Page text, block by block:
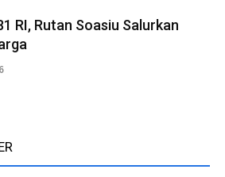
RI, Rutan Soasiu Salurkan